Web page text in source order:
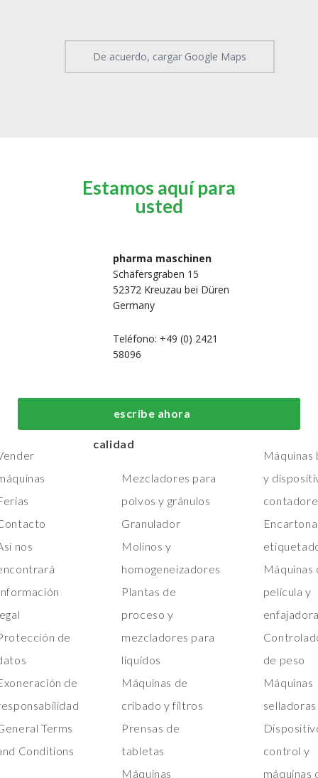
Estamos aquí para
usted
pharma maschinen
Schäfersgraben 15
52372 Kreuzau bei Düren
Germany
Teléfono: +49 (0) 2421
58096
escribe ahora
De acuerdo, cargar Google Maps
nos
de
de
Terms
Conditions
fabricación y
procesos de primera
calidad
Mezcladores para
polvos y gránulos
Granulador
Molinos y
homogeneizadores
Plantas de
proceso y
mezcladores para
líquidos
Máquinas de
cribado y filtros
Prensas de
tabletas
Máquinas
embalaje de
y
Máquinas
película y
de peso
Máquinas
selladoras
control y
máquinas